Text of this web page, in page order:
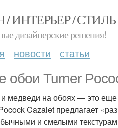
ИНТЕРЬЕР / СТИЛЬ
дизайнерские решения!
новости статьи
обои Turner
медведи на обоях — это еще
Cazalet предлагает
и смелыми